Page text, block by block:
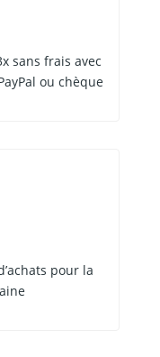
sans frais avec
ou chèque
pour la